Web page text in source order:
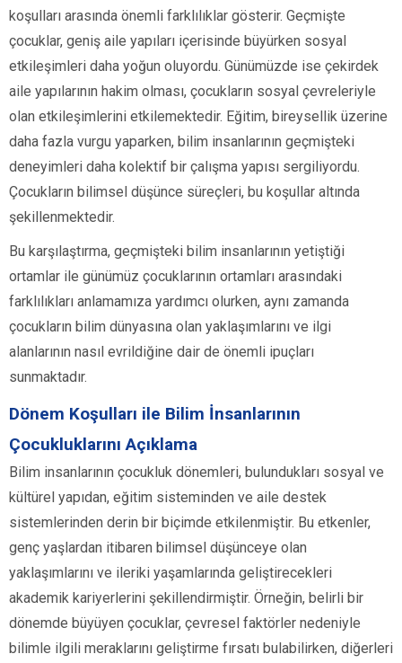
koşulları arasında önemli farklılıklar gösterir. Geçmişte
çocuklar, geniş aile yapıları içerisinde büyürken sosyal
etkileşimleri daha yoğun oluyordu. Günümüzde ise çekirdek
aile yapılarının hakim olması, çocukların sosyal çevreleriyle
olan etkileşimlerini etkilemektedir. Eğitim, bireysellik üzerine
daha fazla vurgu yaparken, bilim insanlarının geçmişteki
deneyimleri daha kolektif bir çalışma yapısı sergiliyordu.
Çocukların bilimsel düşünce süreçleri, bu koşullar altında
şekillenmektedir.
Bu karşılaştırma, geçmişteki bilim insanlarının yetiştiği
ortamlar ile günümüz çocuklarının ortamları arasındaki
farklılıkları anlamamıza yardımcı olurken, aynı zamanda
çocukların bilim dünyasına olan yaklaşımlarını ve ilgi
alanlarının nasıl evrildiğine dair de önemli ipuçları
sunmaktadır.
Dönem Koşulları ile Bilim İnsanlarının
Çocukluklarını Açıklama
Bilim insanlarının çocukluk dönemleri, bulundukları sosyal ve
kültürel yapıdan, eğitim sisteminden ve aile destek
sistemlerinden derin bir biçimde etkilenmiştir. Bu etkenler,
genç yaşlardan itibaren bilimsel düşünceye olan
yaklaşımlarını ve ileriki yaşamlarında geliştirecekleri
akademik kariyerlerini şekillendirmiştir. Örneğin, belirli bir
dönemde büyüyen çocuklar, çevresel faktörler nedeniyle
bilimle ilgili meraklarını geliştirme fırsatı bulabilirken, diğerleri